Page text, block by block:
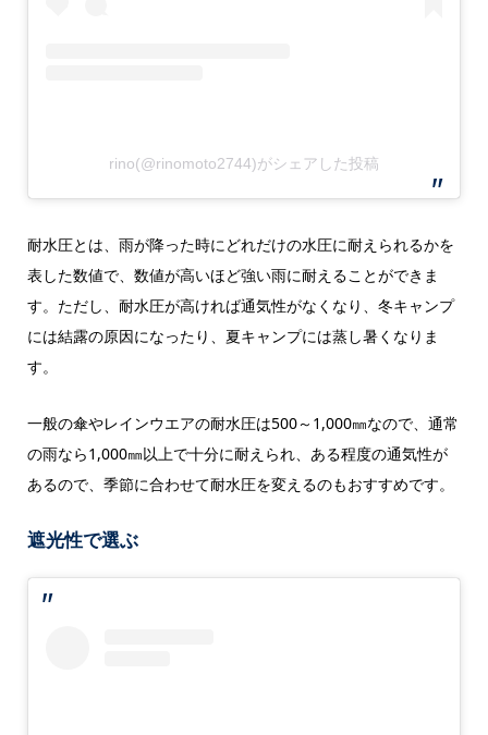
rino(@rinomoto2744)がシェアした投稿
耐水圧とは、雨が降った時にどれだけの水圧に耐えられるかを
表した数値で、数値が高いほど強い雨に耐えることができま
す。ただし、耐水圧が高ければ通気性がなくなり、冬キャンプ
には結露の原因になったり、夏キャンプには蒸し暑くなりま
す。
一般の傘やレインウエアの耐水圧は500～1,000㎜なので、通常
の雨なら1,000㎜以上で十分に耐えられ、ある程度の通気性が
あるので、季節に合わせて耐水圧を変えるのもおすすめです。
遮光性で選ぶ